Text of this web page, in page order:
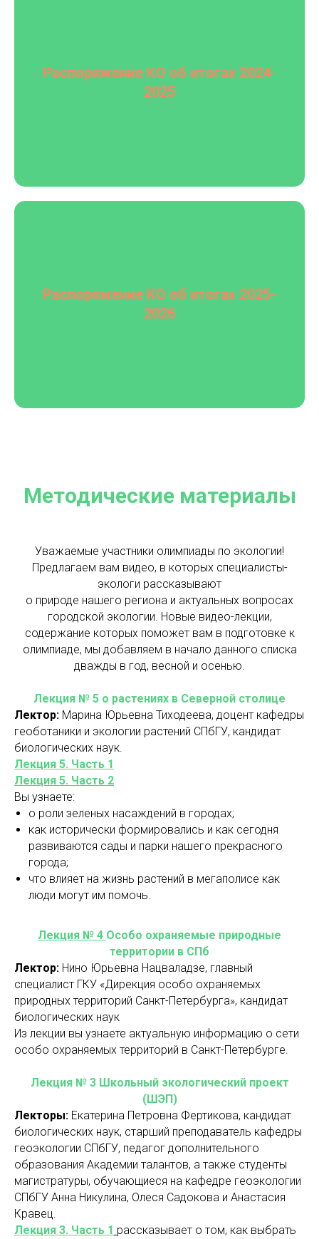
Распоряжение КО об итогах 2024-
2025
Распоряжение КО об итогах 2025-
2026
Методические материалы
Уважаемые участники олимпиады по экологии!
Предлагаем вам видео, в которых специалисты-
экологи рассказывают
о природе нашего региона и актуальных вопросах
городской экологии. Новые видео-лекции,
содержание которых поможет вам в подготовке к
олимпиаде, мы добавляем в начало данного списка
дважды в год, весной и осенью.
Лекция № 5 о растениях в Северной столице
Лектор: Марина Юрьевна Тиходеева, доцент кафедры
геоботаники и экологии растений СПбГУ, кандидат
биологических наук.
Лекция 5. Часть 1
Лекция 5. Часть 2
Вы узнаете:
о роли зеленых насаждений в городах;
как исторически формировались и как сегодня
развиваются сады и парки нашего прекрасного
города;
что влияет на жизнь растений в мегаполисе как
люди могут им помочь.
Лекция № 4 Особо охраняемые природные
территории в СПб
Лектор: Нино Юрьевна Нацваладзе, главный
специалист ГКУ «Дирекция особо охраняемых
природных территорий Санкт-Петербурга», кандидат
биологических наук
Из лекции вы узнаете актуальную информацию о сети
особо охраняемых территорий в Санкт-Петербурге.
Лекция № 3 Школьный экологический проект
(ШЭП)
Лекторы: Екатерина Петровна Фертикова, кандидат
биологических наук, старший преподаватель кафедры
геоэкологии СПбГУ, педагог дополнительного
образования Академии талантов, а также студенты
магистратуры, обучающиеся на кафедре геоэкологии
СПбГУ Анна Никулина, Олеся Садокова и Анастасия
Кравец.
Лекция 3. Часть 1 рассказывает о том, как выбрать